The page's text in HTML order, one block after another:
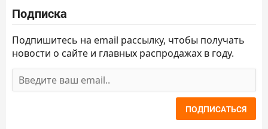
Подписка
Подпишитесь на email рассылку, чтобы получать
новости о сайте и главных распродажах в году.
ПОДПИСАТЬСЯ